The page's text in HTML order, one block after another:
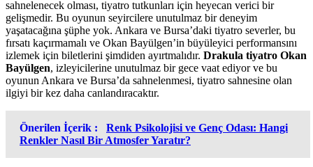
sahnelenecek olması, tiyatro tutkunları için heyecan verici bir
gelişmedir. Bu oyunun seyircilere unutulmaz bir deneyim
yaşatacağına şüphe yok. Ankara ve Bursa’daki tiyatro severler, bu
fırsatı kaçırmamalı ve Okan Bayülgen’in büyüleyici performansını
izlemek için biletlerini şimdiden ayırtmalıdır. Drakula tiyatro Okan
Bayülgen, izleyicilerine unutulmaz bir gece vaat ediyor ve bu
oyunun Ankara ve Bursa’da sahnelenmesi, tiyatro sahnesine olan
ilgiyi bir kez daha canlandıracaktır.
Önerilen İçerik :
Renk Psikolojisi ve Genç Odası: Hangi
Renkler Nasıl Bir Atmosfer Yaratır?